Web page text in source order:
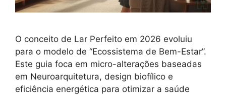
O conceito de Lar Perfeito em 2026 evoluiu
para o modelo de “Ecossistema de Bem-Estar”.
Este guia foca em micro-alterações baseadas
em Neuroarquitetura, design biofílico e
eficiência energética para otimizar a saúde